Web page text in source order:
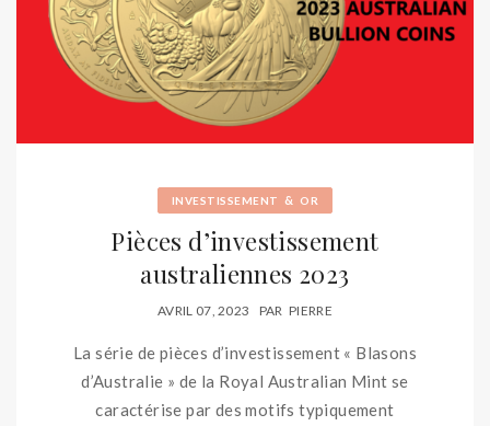
INVESTISSEMENT & OR
Pièces d’investissement
australiennes 2023
AVRIL 07, 2023 PAR PIERRE
La série de pièces d’investissement « Blasons
d’Australie » de la Royal Australian Mint se
caractérise par des motifs typiquement